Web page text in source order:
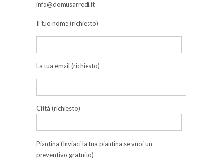
info@domusarredi.it
Il tuo nome (richiesto)
La tua email (richiesto)
Città (richiesto)
Piantina (Inviaci la tua piantina se vuoi un
preventivo gratuito)